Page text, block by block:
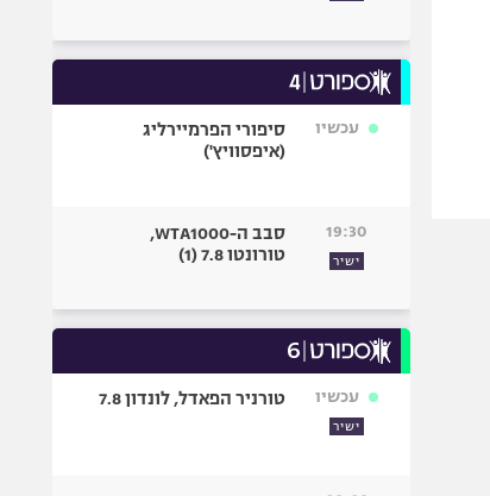
עכשיו
סיפורי הפרמיירליג
(איפסוויץ')
19:30
ישיר
סבב ה-WTA1000,
טורונטו 7.8 (1)
עכשיו
ישיר
טורניר הפאדל, לונדון 7.8